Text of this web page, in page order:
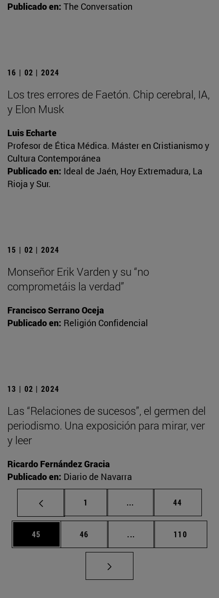
Publicado en: The Conversation
16 | 02 | 2024
Los tres errores de Faetón. Chip cerebral, IA,
y Elon Musk
Luis Echarte
Profesor de Ética Médica. Máster en Cristianismo y
Cultura Contemporánea
Publicado en: Ideal de Jaén, Hoy Extremadura, La
Rioja y Sur.
15 | 02 | 2024
Monseñor Erik Varden y su “no
comprometáis la verdad”
Francisco Serrano Oceja
Publicado en: Religión Confidencial
13 | 02 | 2024
Las “Relaciones de sucesos”, el germen del
periodismo. Una exposición para mirar, ver
y leer
Ricardo Fernández Gracia
Publicado en: Diario de Navarra
Página
1 ... Páginas intermedias
Página
44
Página
45 Página
46 ... Páginas intermedias
Página
110